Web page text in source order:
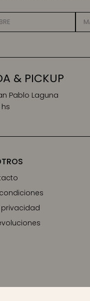
& PICKUP
Pablo Laguna